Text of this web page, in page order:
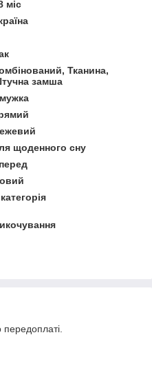
міс
Тканина,
замша
щоденного сну
передоплаті.